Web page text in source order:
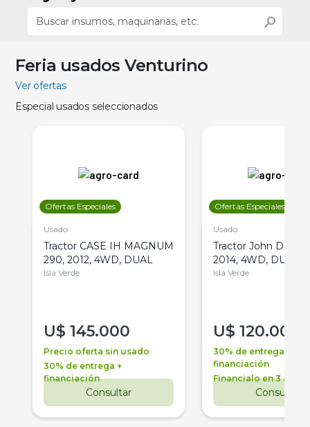
Feria usados Venturino
Ver ofertas
Especial usados seleccionados
Ofertas Especiales
Usado
Tractor CASE IH MAGNUM
290, 2012, 4WD, DUAL
Isla Verde
U$ 145.000
Precio oferta sin usado
30% de entrega +
financiación
Consultar
Ofertas Especiales
Usado
Tractor John Deere
2014, 4WD, DUAL
Isla Verde
U$ 120.000
30% de entrega +
financiación
Financialo en 3 años
Consultar